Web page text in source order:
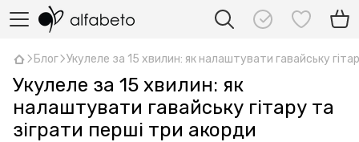
Блог Укулеле за 15 хвилин: як налаштувати гавайську
Укулеле за 15 хвилин: як
налаштувати гавайську гітару та
зіграти перші три акорди